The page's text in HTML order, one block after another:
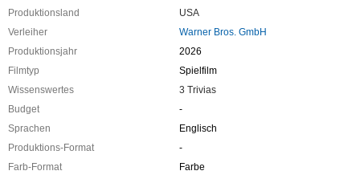
Produktionsland
USA
Verleiher
Warner Bros. GmbH
Produktionsjahr
2026
Filmtyp
Spielfilm
Wissenswertes
3 Trivias
Budget
-
Sprachen
Englisch
Produktions-Format
-
Farb-Format
Farbe